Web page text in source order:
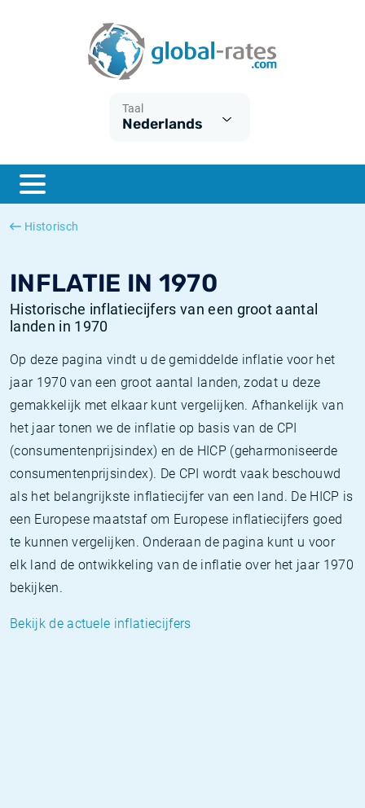
Taal
Nederlands
Historisch
INFLATIE IN 1970
Historische inflatiecijfers van een groot aantal
landen in 1970
Op deze pagina vindt u de gemiddelde inflatie voor het
jaar 1970 van een groot aantal landen, zodat u deze
gemakkelijk met elkaar kunt vergelijken. Afhankelijk van
het jaar tonen we de inflatie op basis van de CPI
(consumentenprijsindex) en de HICP (geharmoniseerde
consumentenprijsindex). De CPI wordt vaak beschouwd
als het belangrijkste inflatiecijfer van een land. De HICP is
een Europese maatstaf om Europese inflatiecijfers goed
te kunnen vergelijken. Onderaan de pagina kunt u voor
elk land de ontwikkeling van de inflatie over het jaar 1970
bekijken.
Bekijk de actuele inflatiecijfers
ESTER
SONIA
Wat is CPI inflatie?
Wat is HICP inflatie?
Nederlandse inflatie - CPI
Amerikaanse inflatie - CPI
Euribor historie
SOFR historie
TONAR historie
Inflatiecalculator